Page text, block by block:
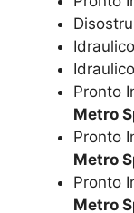
Pronto
Metro
Pronto
Metro
Pronto
Metro